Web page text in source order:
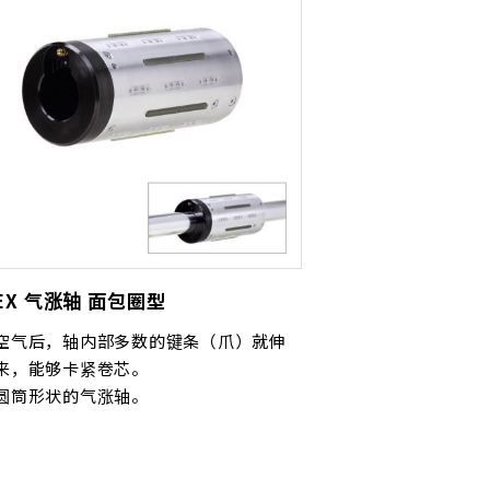
气涨轴 面包圈型
气后，轴内部多数的键条（爪）就伸
，能够卡紧卷芯。
筒形状的气涨轴。